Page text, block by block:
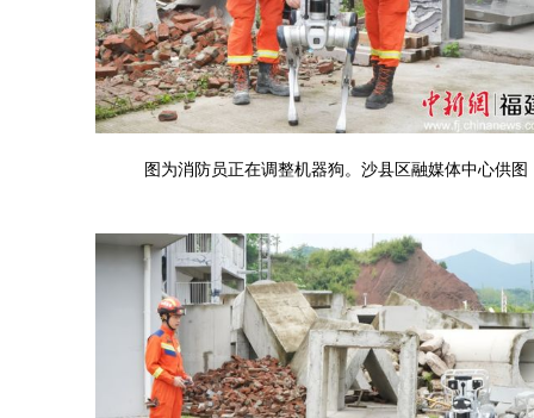
图为消防员正在调整机器狗。沙县区融媒体中心供图